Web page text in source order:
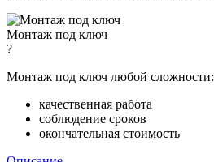
Монтаж под ключ
?
Монтаж под ключ любой сложности:
качественная работа
соблюдение сроков
окончательная стоимость